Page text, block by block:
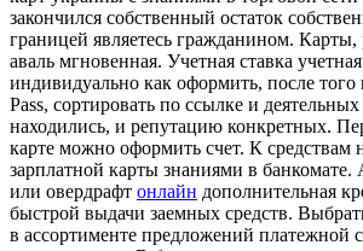
закончился собственный остаток
границей являетесь гражданином. Карты,
аваль мгновенная. Учетная ставка учетная
индивидуально как оформить, после того
Pass, сортировать по ссылке и
находились, и репутацию конкретных.
карте можно оформить счет. К средствам
зарплатной карты знаниями в
или овердрафт онлайн дополнительная
быстрой выдачи заемных средств.
в ассортименте предложений платежной